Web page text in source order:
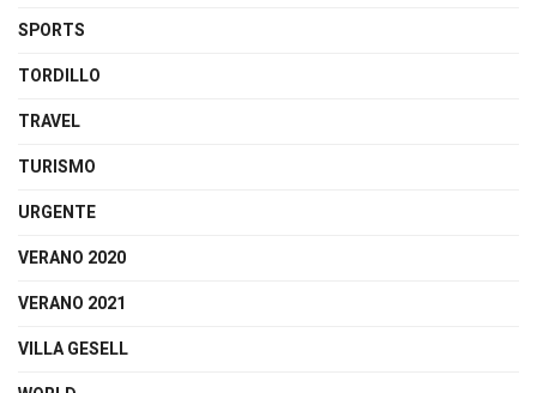
SPORTS
TORDILLO
TRAVEL
TURISMO
URGENTE
VERANO 2020
VERANO 2021
VILLA GESELL